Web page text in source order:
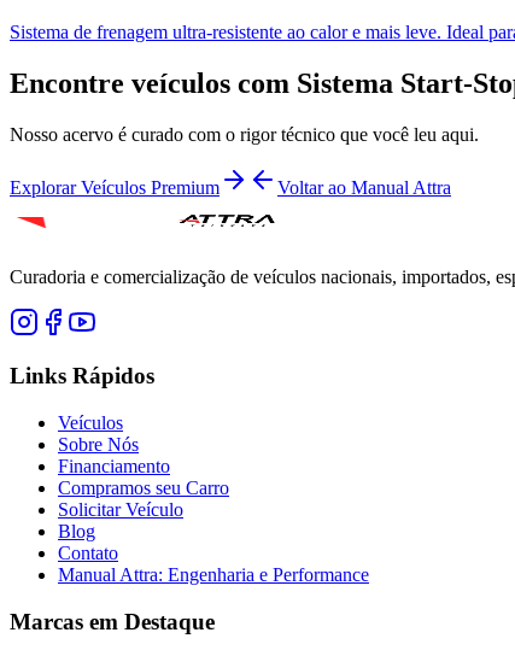
Sistema de frenagem ultra-resistente ao calor e mais leve. Ideal
Encontre veículos com Sistema Start-
Nosso acervo é curado com o rigor técnico que você leu aqui.
Explorar Veículos Premium Voltar ao Manual Attra
Curadoria e comercialização de veículos nacionais, importados,
Links Rápidos
Veículos
Sobre Nós
Financiamento
Compramos seu Carro
Solicitar Veículo
Blog
Contato
Manual Attra: Engenharia e Performance
Marcas em Destaque